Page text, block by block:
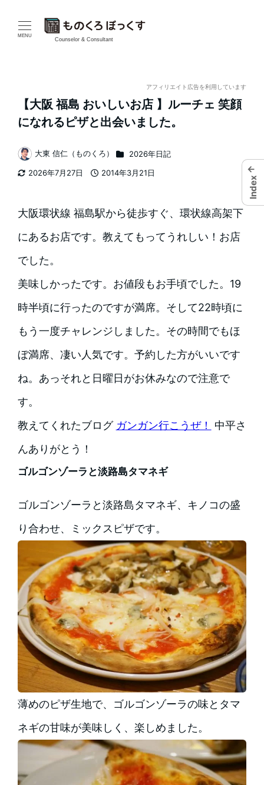
MENU
Counselor & Consultant
アフィリエイト広告を利用しています
【大阪 福島 おいしいお店 】ルーチェ 笑顔
になれるピザと出会いました。
2026年7月27日
2014年3月21日
著
者
大東 信仁（ものくろ） カテゴリー
2026年日記
大阪環状線 福島駅から徒歩すぐ、環状線高架下
にあるお店です。教えてもってうれしい！お店
でした。
美味しかったです。お値段もお手頃でした。19
時半頃に行ったのですが満席。そして22時頃に
もう一度チャレンジしました。その時間でもほ
ぼ満席、凄い人気です。予約した方がいいです
ね。あっそれと日曜日がお休みなので注意で
す。
教えてくれたブログ ガンガン行こうぜ！
中平さ
んありがとう！
ゴルゴンゾーラと淡路島タマネギ
ゴルゴンゾーラと淡路島タマネギ、キノコの盛
り合わせ、ミックスピザです。
薄めのピザ生地で、ゴルゴンゾーラの味とタマ
ネギの甘味が美味しく、楽しめました。
←
Index